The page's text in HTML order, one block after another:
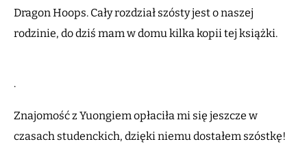
Dragon Hoops. Cały rozdział szósty jest o naszej
rodzinie, do dziś mam w domu kilka kopii tej książki.
.
Znajomość z Yuongiem opłaciła mi się jeszcze w
czasach studenckich, dzięki niemu dostałem szóstkę!